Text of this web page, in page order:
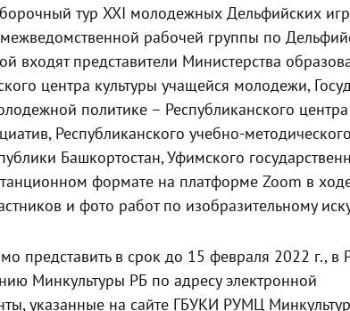
тур XXI молодежных Дельфийских
рабочей группы по
входят представители Министерства
центра культуры учащейся молодежи,
политике – Республиканского
Республиканского учебно-
Башкортостан, Уфимского
формате на платформе Zoom в
и фото работ по изобразительному
представить в срок до 15 февраля 2022 г., в
Минкультуры РБ по адресу электронной
указанные на сайте ГБУКИ РУМЦ